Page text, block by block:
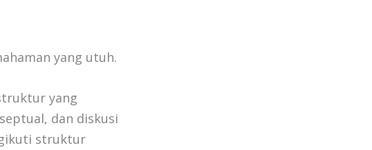
yang utuh.
yang
dan diskusi
struktur